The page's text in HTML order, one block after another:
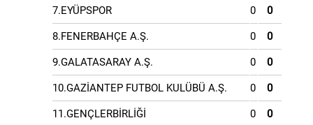
7.EYÜPSPOR 0 0
8.FENERBAHÇE A.Ş. 0 0
9.GALATASARAY A.Ş. 0 0
10.GAZİANTEP FUTBOL KULÜBÜ A.Ş. 0 0
11.GENÇLERBİRLİĞİ 0 0